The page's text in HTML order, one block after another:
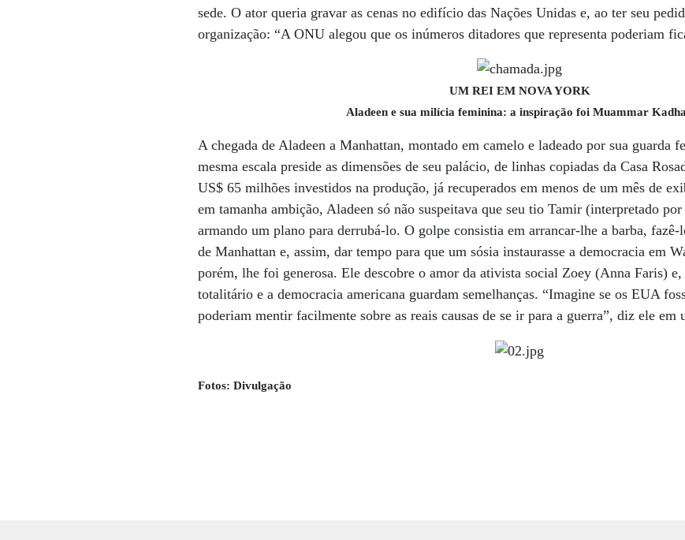
sede. O ator queria gravar as cenas no edifício das Nações Unidas e, ao ter seu
organização: “A ONU alegou que os inúmeros ditadores que representa poderiam
UM REI EM NOVA YORK
Aladeen e sua milícia feminina: a inspiração foi Muammar
A chegada de Aladeen a Manhattan, montado em camelo e ladeado por sua guarda
mesma escala preside as dimensões de seu palácio, de linhas copiadas da Casa
US$ 65 milhões investidos na produção, já recuperados em menos de um mês de
em tamanha ambição, Aladeen só não suspeitava que seu tio Tamir (interpretado
armando um plano para derrubá-lo. O golpe consistia em arrancar-lhe a barba, fazê-
de Manhattan e, assim, dar tempo para que um sósia instaurasse a democracia em
porém, lhe foi generosa. Ele descobre o amor da ativista social Zoey (Anna Faris)
totalitário e a democracia americana guardam semelhanças. “Imagine se os EUA
poderiam mentir facilmente sobre as reais causas de se ir para a guerra”, diz ele em
Fotos: Divulgação